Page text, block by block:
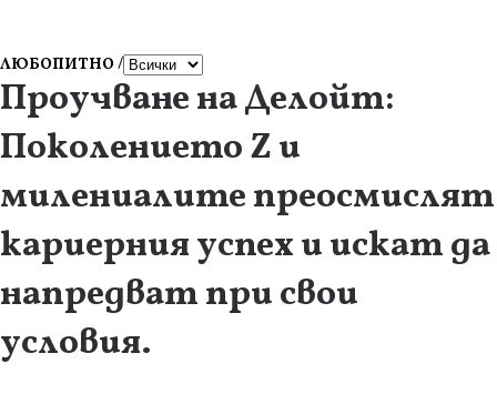
ЛЮБОПИТНО /
Проучване на Делойт:
Поколението Z и
милениалите преосмислят
кариерния успех и искат да
напредват при свои
условия.